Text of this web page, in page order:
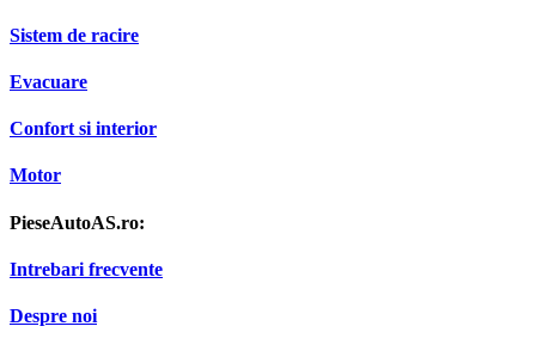
Sistem de racire
Evacuare
Confort si interior
Motor
PieseAutoAS.ro:
Intrebari frecvente
Despre noi